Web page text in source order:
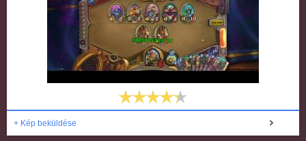
+ Kép beküldése